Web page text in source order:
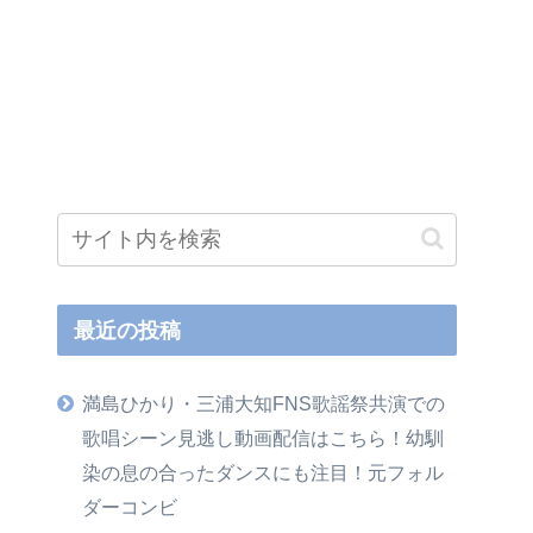
最近の投稿
満島ひかり・三浦大知FNS歌謡祭共演での
歌唱シーン見逃し動画配信はこちら！幼馴
染の息の合ったダンスにも注目！元フォル
ダーコンビ